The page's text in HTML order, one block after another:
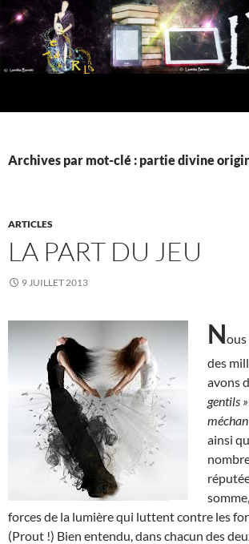
Aller
au
contenu
Archives par mot-clé : partie divine
ARTICLES
LA PART DU JEU
9 JUILLET 2013
Nous
des
avons
gentils »
ainsi
forces de la lumière qui luttent contre les
(Prout !) Bien entendu, dans chacun des